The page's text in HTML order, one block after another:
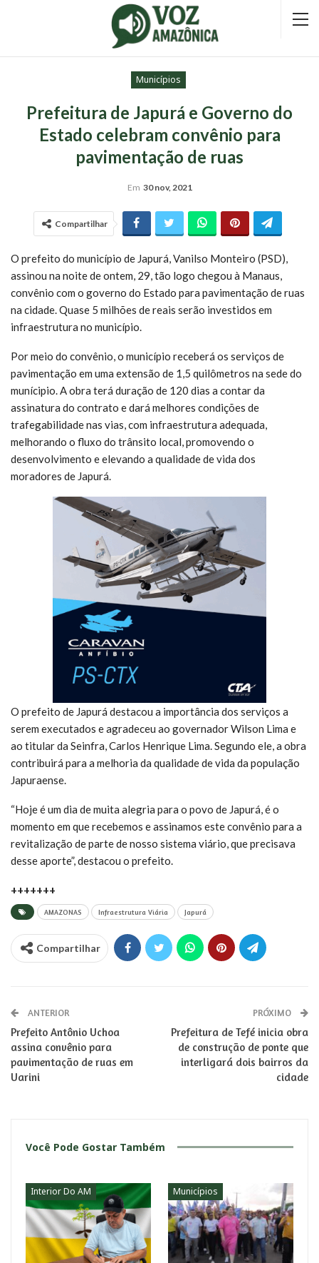
Municípios
Prefeitura de Japurá e Governo do
Estado celebram convênio para
pavimentação de ruas
Em 30 nov, 2021
Compartilhar
O prefeito do município de Japurá, Vanilso Monteiro (PSD),
assinou na noite de ontem, 29, tão logo chegou à Manaus,
convênio com o governo do Estado para pavimentação de ruas
na cidade. Quase 5 milhões de reais serão investidos em
infraestrutura no município.
Por meio do convênio, o município receberá os serviços de
pavimentação em uma extensão de 1,5 quilômetros na sede do
munícipio. A obra terá duração de 120 dias a contar da
assinatura do contrato e dará melhores condições de
trafegabilidade nas vias, com infraestrutura adequada,
melhorando o fluxo do trânsito local, promovendo o
desenvolvimento e elevando a qualidade de vida dos
moradores de Japurá.
O prefeito de Japurá destacou a importância dos serviços a
serem executados e agradeceu ao governador Wilson Lima e
ao titular da Seinfra, Carlos Henrique Lima. Segundo ele, a obra
contribuirá para a melhoria da qualidade de vida da população
Japuraense.
“Hoje é um dia de muita alegria para o povo de Japurá, é o
momento em que recebemos e assinamos este convênio para a
revitalização de parte de nosso sistema viário, que precisava
desse aporte”, destacou o prefeito.
+++++++
AMAZONAS Infraestrutura Viária Japurá
Compartilhar
ANTERIOR
Prefeito Antônio Uchoa
assina convênio para
pavimentação de ruas em
Uarini
PRÓXIMO
Prefeitura de Tefé inicia obra
de construção de ponte que
interligará dois bairros da
cidade
Você Pode Gostar Também
Interior Do AM Municípios